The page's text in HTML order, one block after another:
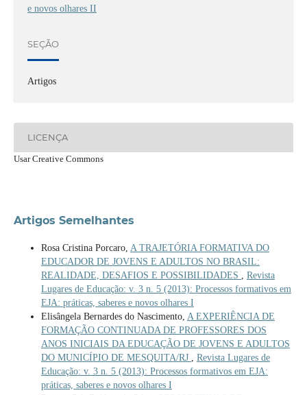
e novos olhares II
SEÇÃO
Artigos
LICENÇA
Usar Creative Commons
Artigos Semelhantes
Rosa Cristina Porcaro, A TRAJETÓRIA FORMATIVA DO
EDUCADOR DE JOVENS E ADULTOS NO BRASIL:
REALIDADE, DESAFIOS E POSSIBILIDADES
Revista
Lugares de Educação: v. 3 n. 5 (2013): Processos formativos em
EJA: práticas, saberes e novos olhares I
Elisângela Bernardes do Nascimento, A EXPERIÊNCIA DE
FORMAÇÃO CONTINUADA DE PROFESSORES DOS
ANOS INICIAIS DA EDUCAÇÃO DE JOVENS E ADULTOS
DO MUNICÍPIO DE MESQUITA/RJ
Revista Lugares de
Educação: v. 3 n. 5 (2013): Processos formativos em EJA:
práticas, saberes e novos olhares I